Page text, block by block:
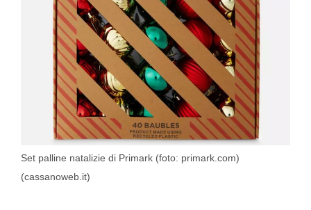
Set palline natalizie di Primark (foto: primark.com)
(cassanoweb.it)